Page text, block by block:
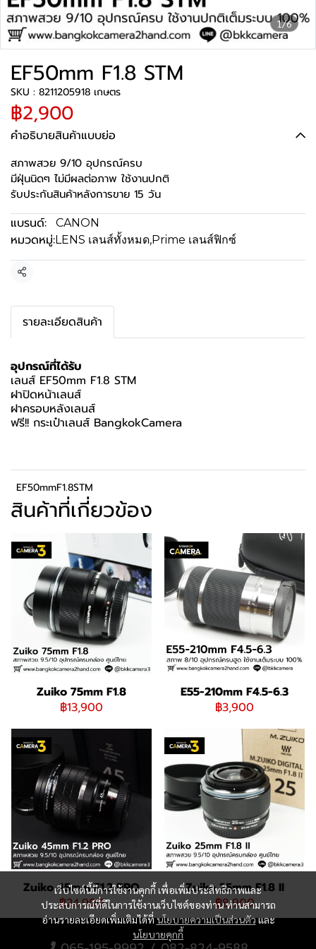
1/6
EF50mm F1.8 STM
SKU : 8211205918 เกษตร
฿2,900
คำอธิบายสินค้าแบบย่อ
สภาพสวย 9/10 อุปกรณ์ครบ
มีฝุ่นนิดๆ ไม่มีผลต่อภาพ ใช้งานปกติ
รับประกันสินค้าหลังการขาย 15 วัน
แบรนด์: CANON
หมวดหมู่:LENS เลนส์ทั้งหมด,Prime เลนส์ฟิกซ์
แชร์
รายละเอียดสินค้า
อุปกรณ์ที่ได้รับ
เลนส์ EF50mm F1.8 STM
ฝาปิดหน้าเลนส์
ฝาครอบหลังเลนส์
ฟรี!! กระเป๋าเลนส์ BangkokCamera
EF50mmF1.8STM
สินค้าที่เกี่ยวข้อง
Zuiko 75mm F1.8
฿13,900
E55-210mm F4.5-6.3
฿3,900
Zuiko 45mm F1.2 PRO
฿24,900
Zuiko 25mm F1.8 II
฿8,900
เว็บไซต์นี้มีการใช้งานคุกกี้ เพื่อเพิ่มประสิทธิภาพและ
ประสบการณ์ที่ดีในการใช้งานเว็บไซต์ของท่าน ท่านสามารถ
อ่านรายละเอียดเพิ่มเติมได้ที่นโยบายความเป็นส่วนตัวและ
นโยบายคุกกี้